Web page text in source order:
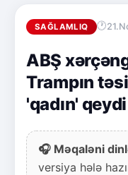
SAĞLAMLIQ
ABŞ
Trampın
'qadın' qeydi
🎧 Məqaləni
versiya hələ